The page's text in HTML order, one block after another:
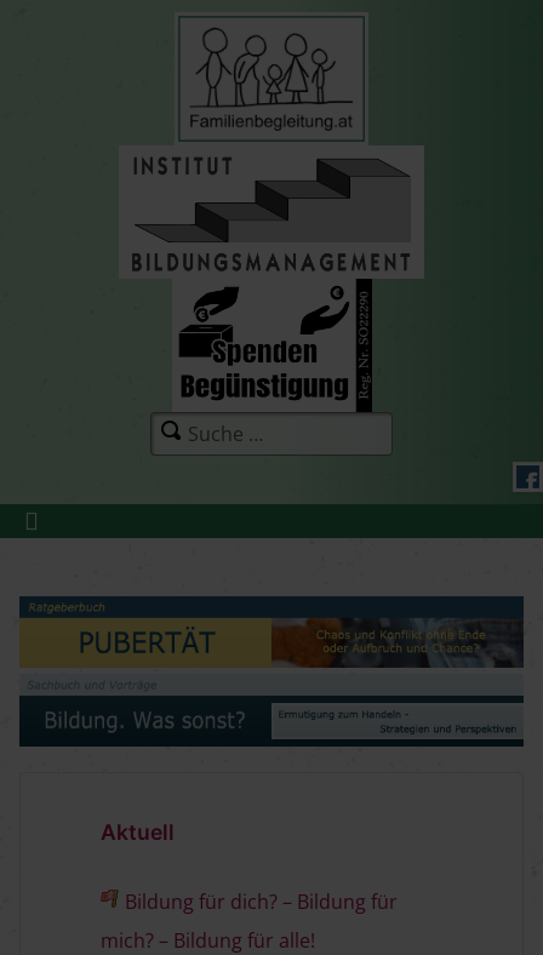
Aktuell
Bildung für dich? – Bildung für
mich? – Bildung für alle!